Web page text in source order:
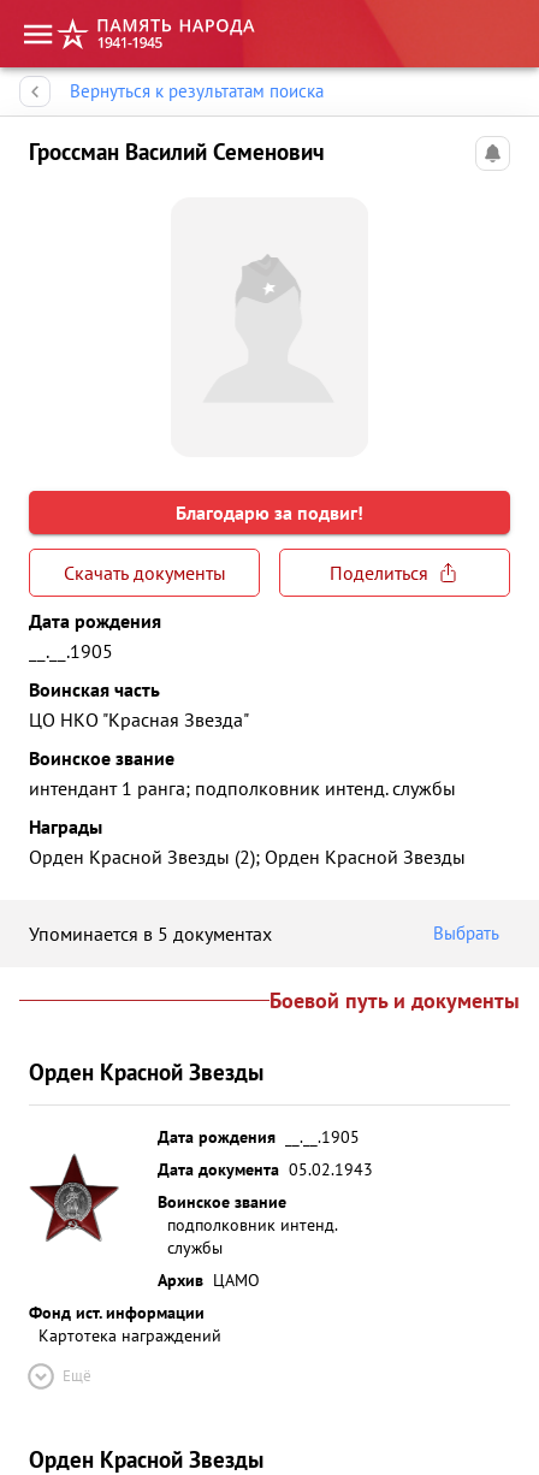
Вернуться к результатам поиска
Гроссман Василий Семенович
Благодарю за подвиг!
Скачать документы
Поделиться
Дата рождения
__.__.1905
Воинская часть
ЦО НКО "Красная Звезда"
Воинское звание
интендант 1 ранга; подполковник интенд. службы
Награды
Орден Красной Звезды (2); Орден Красной Звезды
Упоминается в 5 документах Выбрать
Боевой путь и документы
Орден Красной Звезды
Дата рождения
__.__.1905
Дата документа 05.02.1943
Воинское звание
подполковник интенд.
службы
Архив ЦАМО
Фонд ист. информации
Картотека награждений
Ещё
Орден Красной Звезды
Память народа